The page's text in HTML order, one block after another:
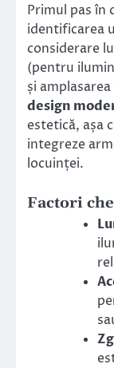
Primul pas în
identificarea
considerare
(pentru
și
design
estetică, așa
integreze
locuinței.
Factori